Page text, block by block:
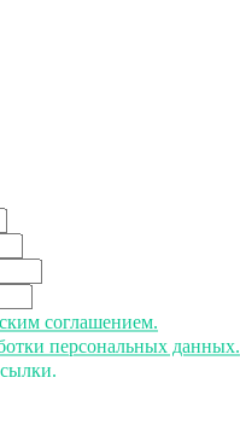
соглашением.
персональных данных.